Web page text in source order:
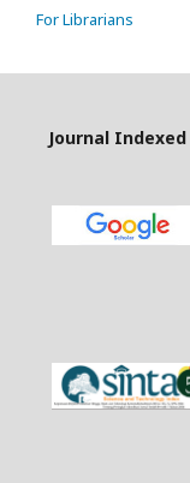
For Librarians
Journal Indexed